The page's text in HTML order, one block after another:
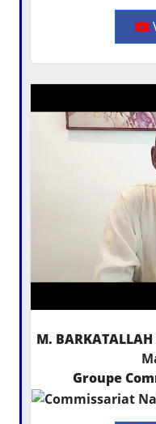
M.
Groupe